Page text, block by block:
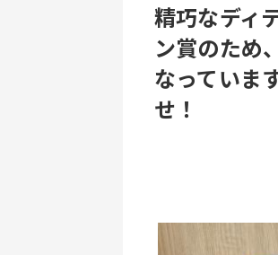
精巧なディ
ン賞のため
なっていま
せ！